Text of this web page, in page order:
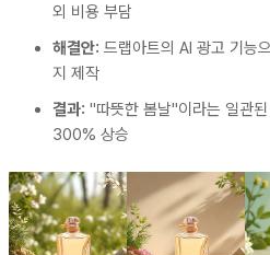
외 비용 부담
해결안: 드랩아트의 AI 광고 기능
지 제작
결과: "따뜻한 봄날"이라는 일관
300% 상승